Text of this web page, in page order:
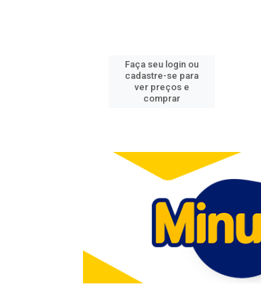
Faça seu login ou
cadastre-se para
ver preços e
comprar